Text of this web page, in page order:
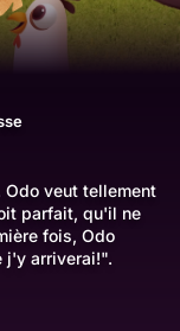
Odo veut tellement
parfait, qu'il ne
fois, Odo
j'y arriverai!".